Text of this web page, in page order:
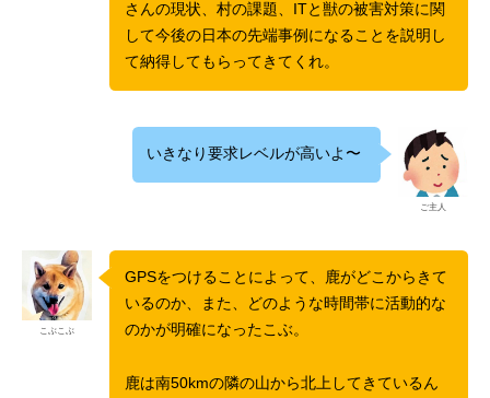
さんの現状、村の課題、ITと獣の被害対策に関
して今後の日本の先端事例になることを説明し
て納得してもらってきてくれ。
ご主人
いきなり要求レベルが高いよ〜
こぶこぶ
GPSをつけることによって、鹿がどこからきて
いるのか、また、どのような時間帯に活動的な
のかが明確になったこぶ。
鹿は南50kmの隣の山から北上してきているん